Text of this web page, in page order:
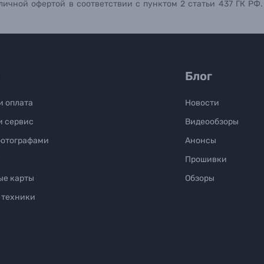
офертой в соответствии с пунктом 2 статьи 437 ГК
оплата
сервис
карты
Блог
Новости
Видеообзоры
Анонсы
Прошивки
Обзоры